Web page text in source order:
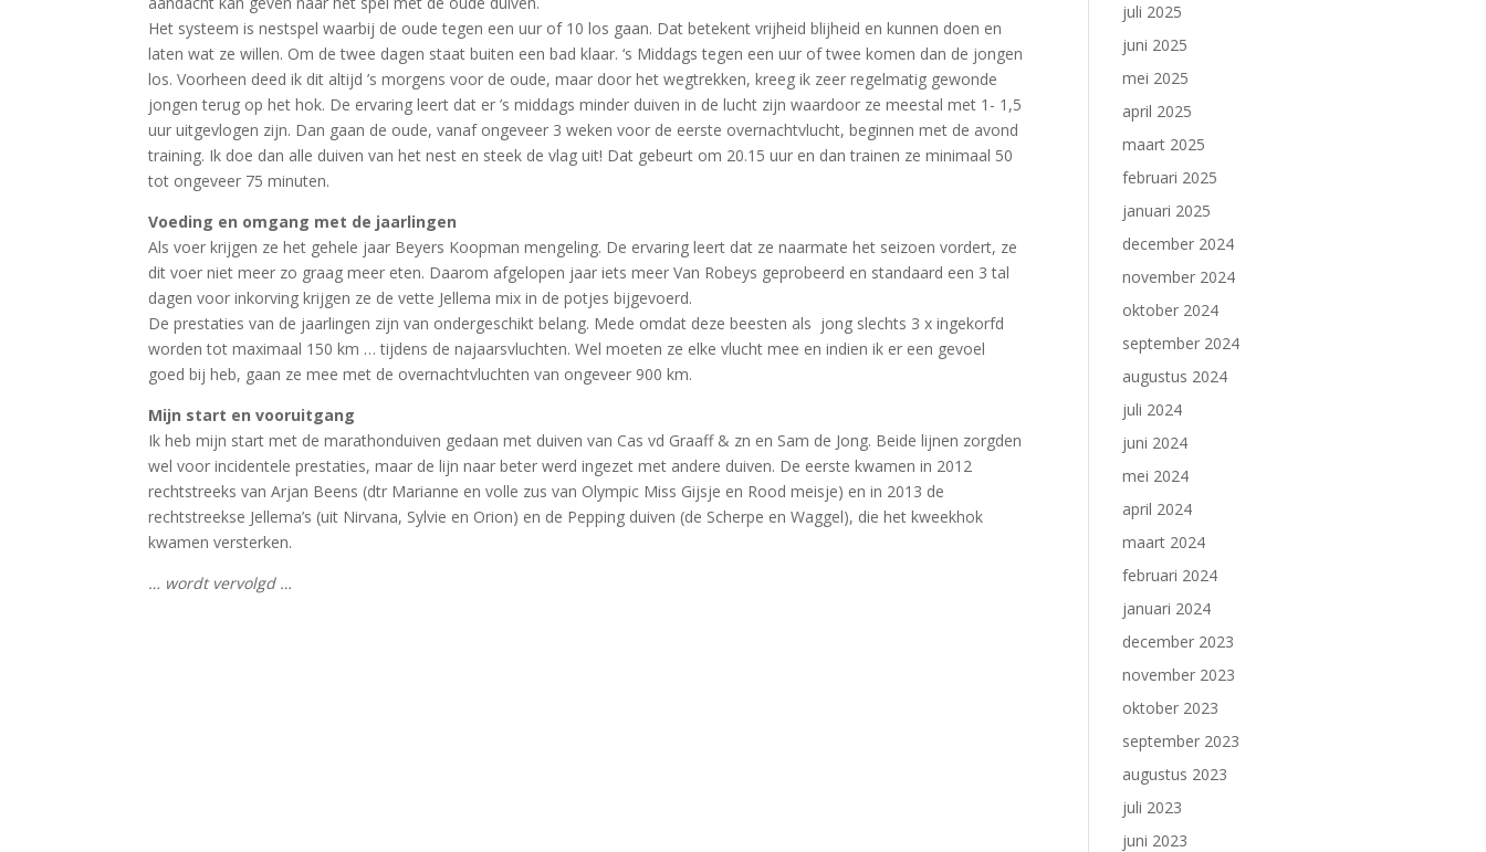
Het systeem is nestspel waarbij de oude tegen een uur of 10 los gaan. Dat betekent vrijheid blijheid en kunnen doen en
laten wat ze willen. Om de twee dagen staat buiten een bad klaar. ‘s Middags tegen een uur of twee komen dan de jongen
los. Voorheen deed ik dit altijd ’s morgens voor de oude, maar door het wegtrekken, kreeg ik zeer regelmatig gewonde
jongen terug op het hok. De ervaring leert dat er ’s middags minder duiven in de lucht zijn waardoor ze meestal met 1- 1,5
uur uitgevlogen zijn. Dan gaan de oude, vanaf ongeveer 3 weken voor de eerste overnachtvlucht, beginnen met de avond
training. Ik doe dan alle duiven van het nest en steek de vlag uit! Dat gebeurt om 20.15 uur en dan trainen ze minimaal 50
tot ongeveer 75 minuten.
Voeding en omgang met de jaarlingen
Als voer krijgen ze het gehele jaar Beyers Koopman mengeling. De ervaring leert dat ze naarmate het seizoen vordert, ze
dit voer niet meer zo graag meer eten. Daarom afgelopen jaar iets meer Van Robeys geprobeerd en standaard een 3 tal
dagen voor inkorving krijgen ze de vette Jellema mix in de potjes bijgevoerd.
De prestaties van de jaarlingen zijn van ondergeschikt belang. Mede omdat deze beesten als jong slechts 3 x ingekorfd
worden tot maximaal 150 km … tijdens de najaarsvluchten. Wel moeten ze elke vlucht mee en indien ik er een gevoel
goed bij heb, gaan ze mee met de overnachtvluchten van ongeveer 900 km.
Mijn start en vooruitgang
Ik heb mijn start met de marathonduiven gedaan met duiven van Cas vd Graaff & zn en Sam de Jong. Beide lijnen zorgden
wel voor incidentele prestaties, maar de lijn naar beter werd ingezet met andere duiven. De eerste kwamen in 2012
rechtstreeks van Arjan Beens (dtr Marianne en volle zus van Olympic Miss Gijsje en Rood meisje) en in 2013 de
rechtstreekse Jellema’s (uit Nirvana, Sylvie en Orion) en de Pepping duiven (de Scherpe en Waggel), die het kweekhok
kwamen versterken.
… wordt vervolgd …
juli 2025
juni 2025
mei 2025
april 2025
maart 2025
februari 2025
januari 2025
december 2024
november 2024
oktober 2024
september 2024
augustus 2024
juli 2024
juni 2024
mei 2024
april 2024
maart 2024
februari 2024
januari 2024
december 2023
november 2023
oktober 2023
september 2023
augustus 2023
juli 2023
juni 2023